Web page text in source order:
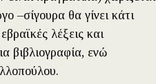
–σίγουρα θα γίνει κάτι
λέξεις και
βιβλιογραφία, ενώ